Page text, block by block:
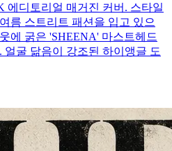
에디토리얼 매거진 커버. 스타일
름 스트리트 패션을 입고 있으
에 굵은 'SHEENA' 마스트헤드
굴 닮음이 강조된 하이앵글 도